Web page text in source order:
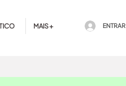
MAIS + ENTRAR